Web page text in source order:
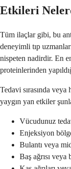
Etkileri
Tüm ilaçlar gibi, bu
deneyimli tıp
nispeten nadirdir. En
proteinlerinden
Tedavi sırasında
yaygın yan etkiler
Vücudunuz
Enjeksiyon
Bulantı veya
Baş ağrısı veya